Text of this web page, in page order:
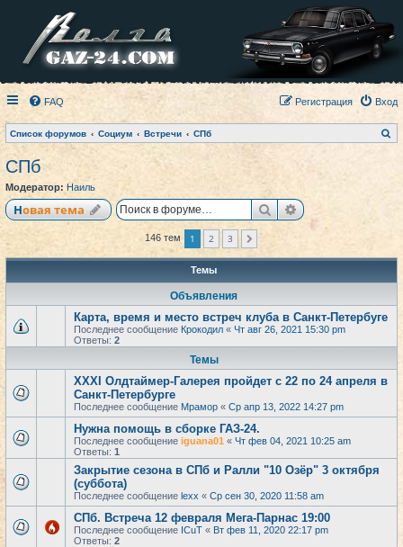
FAQ Вход
Регистрация
Список форумов Социум Встречи СПб
о
СПб
Модератор: Наиль
Новая тема ПоискРасширенный
146 тем 1 2 3
Темы
Объявления
Карта, время и место встреч клуба в Санкт-Петербуге
Последнее сообщение Крокодил « Чт авг 26, 2021 15:30 pm
Ответы: 2
Темы
XXXI Олдтаймер-Галерея пройдет с 22 по 24 апреля в
Санкт-Петербурге
Последнее сообщение Мрамор « Ср апр 13, 2022 14:27 pm
Нужна помощь в сборке ГАЗ-24.
Последнее сообщение iguana01 « Чт фев 04, 2021 10:25 am
Ответы: 1
Закрытие сезона в СПб и Ралли "10 Озёр" 3 октября
(суббота)
Последнее сообщение lexx « Ср сен 30, 2020 11:58 am
СПб. Встреча 12 февраля Мега-Парнас 19:00
Последнее сообщение ICuT « Вт фев 11, 2020 22:17 pm
Ответы: 2